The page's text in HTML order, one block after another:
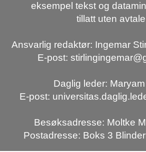
eksempel tekst og
tillatt uten
Ansvarlig redaktør: Ingemar
E-post:
Daglig leder:
E-post:
Besøksadresse: Moltke
Postadresse: Boks 3